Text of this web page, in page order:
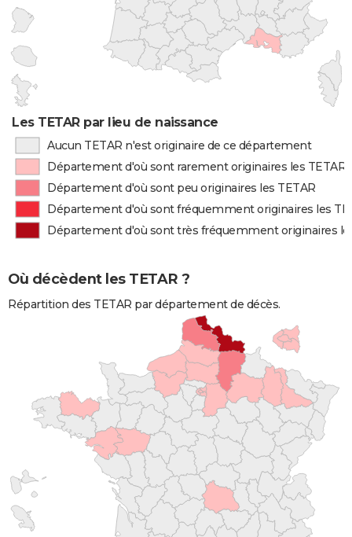
Les TETAR par lieu de naissance
Aucun TETAR n'est originaire de ce département
Département d'où sont rarement originaires les TETAR
Département d'où sont peu originaires les TETAR
Département d'où sont fréquemment originaires les
Département d'où sont très fréquemment originaires
Où décèdent les TETAR ?
Répartition des TETAR par département de décès.